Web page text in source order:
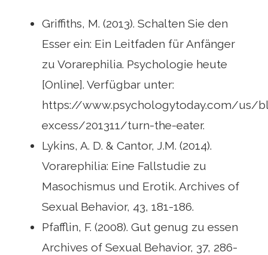
Griffiths, M. (2013). Schalten Sie den
Esser ein: Ein Leitfaden für Anfänger
zu Vorarephilia. Psychologie heute
[Online]. Verfügbar unter:
https://www.psychologytoday.com/us/
excess/201311/turn-the-eater.
Lykins, A. D. & Cantor, J.M. (2014).
Vorarephilia: Eine Fallstudie zu
Masochismus und Erotik. Archives of
Sexual Behavior, 43, 181-186.
Pfafflin, F. (2008). Gut genug zu essen
Archives of Sexual Behavior, 37, 286-